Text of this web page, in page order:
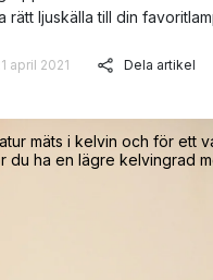
rätt ljuskälla till din
april 2021 Dela artikel
mäts i kelvin och för ett
du ha en lägre kelvingrad